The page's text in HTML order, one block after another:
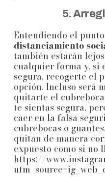
5.
Entendiendo el
distanciamiento
también estarán
cualquier forma y, si
segura, recogerte el
opción. Incluso será
quitarte el
te sientas segura,
caer en la falsa
cubrebocas o
quitan de manera
expuesto como si no
https://